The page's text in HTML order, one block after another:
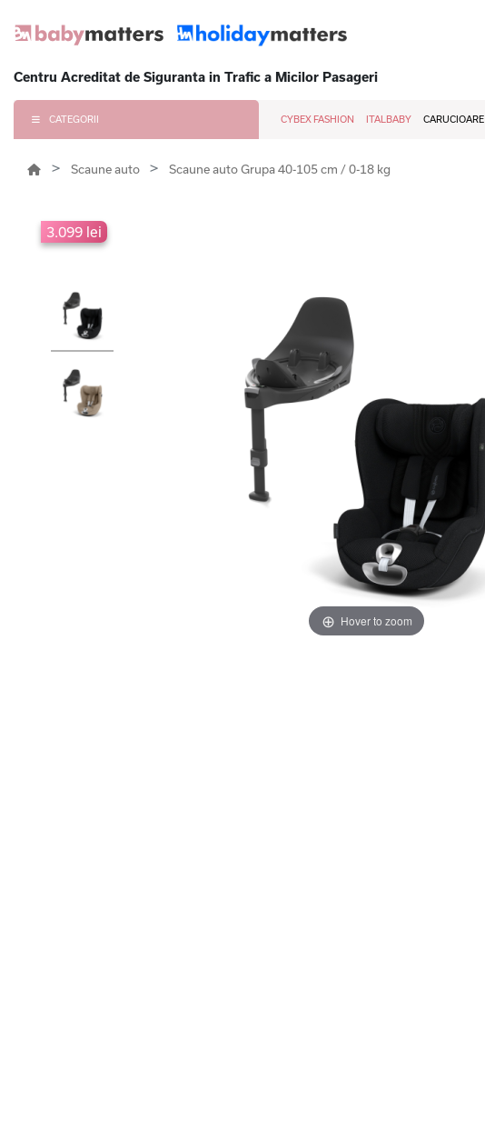
Centru Acreditat de Siguranta in Trafic a Micilor Pasageri
CATEGORII CYBEX FASHION ITALBABY CARUCIOARE
Scaune auto Scaune auto Grupa 40-105 cm / 0-18 kg
3.099 lei
Hover to zoom